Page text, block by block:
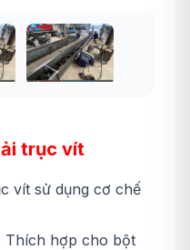
trục vít
vít sử dụng cơ chế
Thích hợp cho bột